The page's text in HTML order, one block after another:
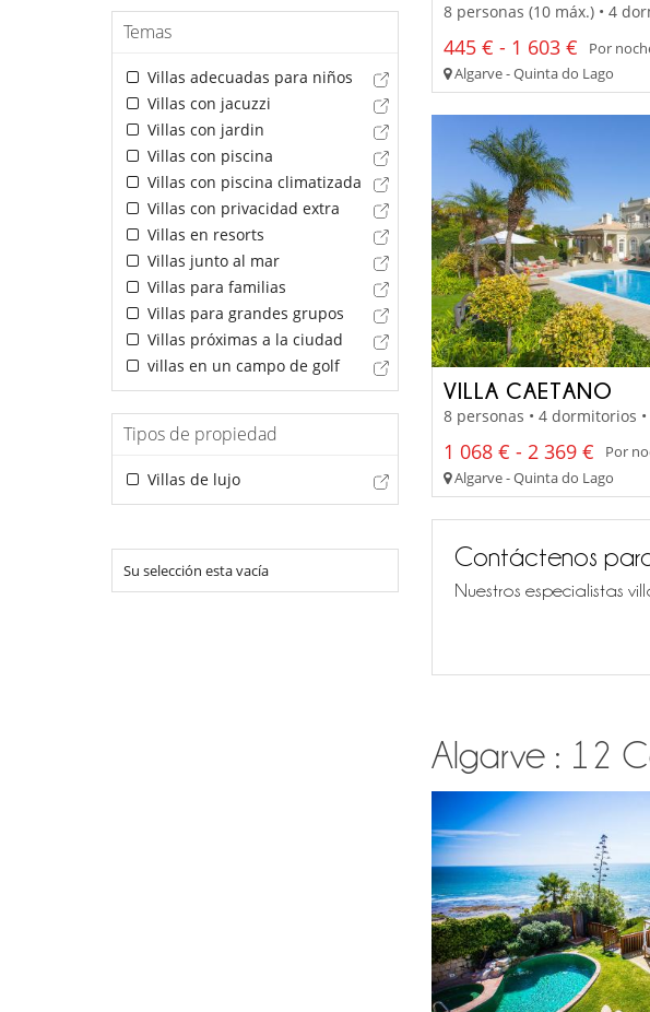
Temas
Villas adecuadas para niños
Villas con jacuzzi
Villas con jardin
Villas con piscina
Villas con piscina climatizada
Villas con privacidad extra
Villas en resorts
Villas junto al mar
Villas para familias
Villas para grandes grupos
Villas próximas a la ciudad
villas en un campo de golf
Tipos de propiedad
Villas de lujo
Su selección esta vacía
8 personas (10 máx.) • 4
445 € - 1 603 € Por
Algarve - Quinta do Lago
VILLA CAETANO
8 personas • 4 dormitorios
1 068 € - 2 369 €
Por
Algarve - Quinta do Lago
Contáctenos
Nuestros especialistas
Algarve : 12